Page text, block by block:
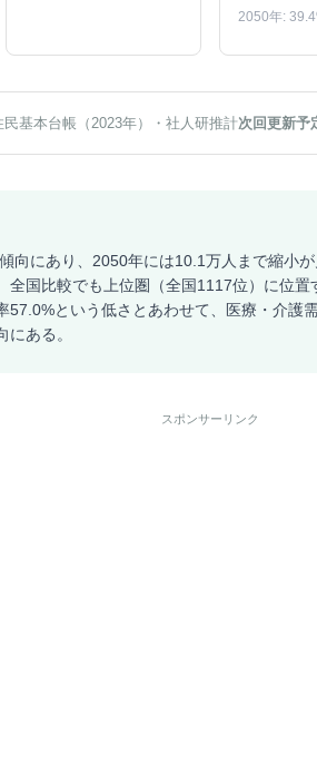
2050年:
民基本台帳（2023年） ・社人研推計次回更新予
向にあり、2050年には10.1万人まで縮小
全国比較でも上位圏（全国1117位）に位
57.0%という低さとあわせて、医療・介護
ある。
スポンサーリンク